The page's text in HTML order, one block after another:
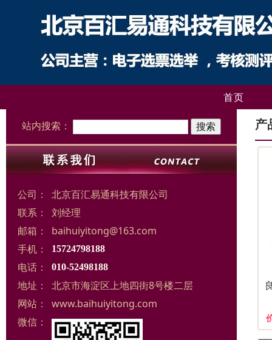
首页
站内搜索：
公司：
北京百汇易通科技有限公司
联系：
刘经理
邮箱：
baihuiyitong@163.com
手机：
15724798188
电话： 010-52498188
地址：
北京市海淀区上地四街8号楼二层
网站：
www.baihuiyitong.com
微信：
产